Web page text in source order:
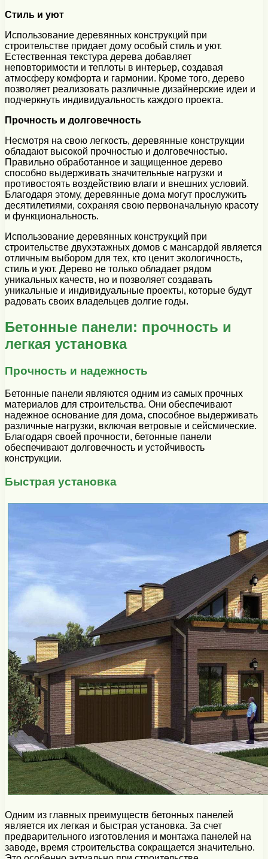
Стиль и уют
Использование деревянных конструкций при
строительстве придает дому особый стиль и уют.
Естественная текстура дерева добавляет
неповторимости и теплоты в интерьер, создавая
атмосферу комфорта и гармонии. Кроме того, дерево
позволяет реализовать различные дизайнерские идеи и
подчеркнуть индивидуальность каждого проекта.
Прочность и долговечность
Несмотря на свою легкость, деревянные конструкции
обладают высокой прочностью и долговечностью.
Правильно обработанное и защищенное дерево
способно выдерживать значительные нагрузки и
противостоять воздействию влаги и внешних условий.
Благодаря этому, деревянные дома могут прослужить
десятилетиями, сохраняя свою первоначальную красоту
и функциональность.
Использование деревянных конструкций при
строительстве двухэтажных домов с мансардой является
отличным выбором для тех, кто ценит экологичность,
стиль и уют. Дерево не только обладает рядом
уникальных качеств, но и позволяет создавать
уникальные и индивидуальные проекты, которые будут
радовать своих владельцев долгие годы.
Бетонные панели: прочность и
легкая установка
Прочность и надежность
Бетонные панели являются одним из самых прочных
материалов для строительства. Они обеспечивают
надежное основание для дома, способное выдерживать
различные нагрузки, включая ветровые и сейсмические.
Благодаря своей прочности, бетонные панели
обеспечивают долговечность и устойчивость
конструкции.
Быстрая установка
Одним из главных преимуществ бетонных панелей
является их легкая и быстрая установка. За счет
предварительного изготовления и монтажа панелей на
заводе, время строительства сокращается значительно.